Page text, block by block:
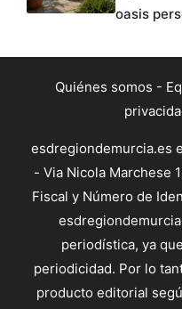
oasis
Quiénes somos -
esdregiondemurcia.es
- Via Nicola Marchese
Fiscal y Número de
periodística, ya
periodicidad. Por lo
producto editorial